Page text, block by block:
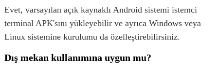
Evet, varsayılan açık kaynaklı Android sistemi istemci
terminal APK'sını yükleyebilir ve ayrıca Windows veya
Linux sistemine kurulumu da özelleştirebilirsiniz.
Dış mekan kullanımına uygun mu?